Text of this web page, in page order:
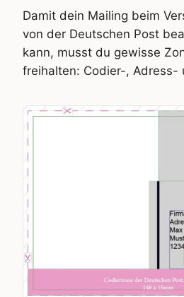
Damit dein Mailing beim
von der Deutschen Post
kann, musst du gewisse
freihalten: Codier-, Adress-